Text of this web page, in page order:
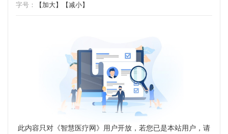
字号：
【加大】 【减小】
此内容只对《智慧医疗网》用户开放，若您已是本站用户，请